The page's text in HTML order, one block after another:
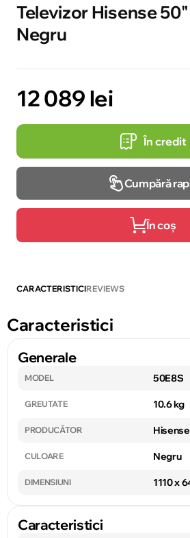
Televizor Hisense
Negru
12 089 lei
În credit
Cumpără
În coș
CARACTERISTICIREVIEWS
Caracteristici
Generale
MODEL 50E8S
GREUTATE 10.6 kg
PRODUCĂTOR Hisense
CULOARE Negru
DIMENSIUNI 1110 x
Caracteristici